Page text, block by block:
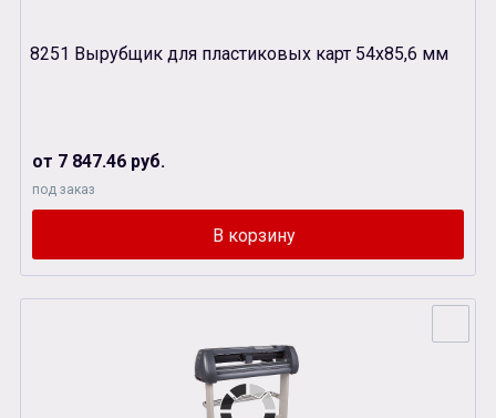
8251 Вырубщик для пластиковых карт 54х85,6 мм
от 7 847.46 руб.
под заказ